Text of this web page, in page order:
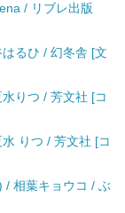
/ リブレ出版
るひ / 幻冬舎 [文
りつ / 芳文社 [コ
りつ / 芳文社 [コ
/ 相葉キョウコ / ぶ